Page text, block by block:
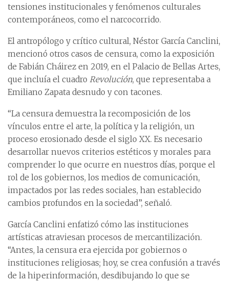
tensiones institucionales y fenómenos culturales
contemporáneos, como el narcocorrido.
El antropólogo y crítico cultural, Néstor García Canclini,
mencionó otros casos de censura, como la exposición
de Fabián Cháirez en 2019, en el Palacio de Bellas Artes,
que incluía el cuadro Revolución, que representaba a
Emiliano Zapata desnudo y con tacones.
“La censura demuestra la recomposición de los
vínculos entre el arte, la política y la religión, un
proceso erosionado desde el siglo XX. Es necesario
desarrollar nuevos criterios estéticos y morales para
comprender lo que ocurre en nuestros días, porque el
rol de los gobiernos, los medios de comunicación,
impactados por las redes sociales, han establecido
cambios profundos en la sociedad”, señaló.
García Canclini enfatizó cómo las instituciones
artísticas atraviesan procesos de mercantilización.
“Antes, la censura era ejercida por gobiernos o
instituciones religiosas; hoy, se crea confusión a través
de la hiperinformación, desdibujando lo que se